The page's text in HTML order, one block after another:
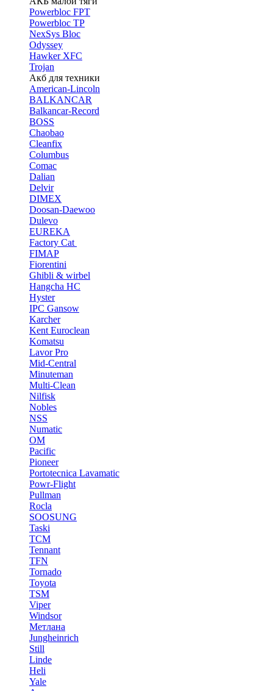
Powerbloc FPT
Powerbloc TP
NexSys Bloc
Odyssey
Hawker XFC
Trojan
Акб для техники
American-Lincoln
BALKANCAR
Balkancar-Record
BOSS
Chaobao
Cleanfix
Columbus
Comac
Dalian
Delvir
DIMEX
Doosan-Daewoo
Dulevo
EUREKA
Factory Cat
FIMAP
Fiorentini
Ghibli & wirbel
Hangcha HC
Hyster
IPC Gansow
Karcher
Kent Euroclean
Komatsu
Lavor Pro
Mid-Central
Minuteman
Multi-Clean
Nilfisk
Nobles
NSS
Numatic
OM
Pacific
Pioneer
Portotecnica Lavamatic
Powr-Flight
Pullman
Rocla
SOOSUNG
Taski
TCM
Tennant
TFN
Tornado
Toyota
TSM
Viper
Windsor
Метлана
Jungheinrich
Still
Linde
Heli
Yale